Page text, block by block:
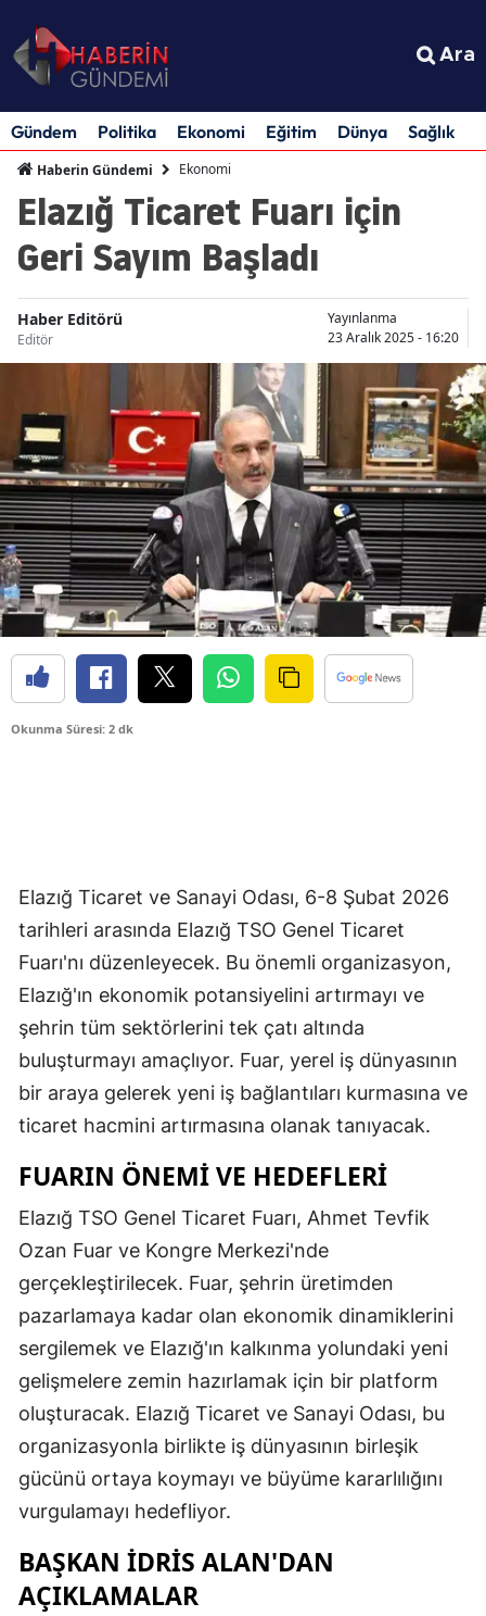
Ara
Gündem Politika Ekonomi Eğitim Dünya Sağlık
Haberin Gündemi Ekonomi
Elazığ Ticaret Fuarı için
Geri Sayım Başladı
Haber Editörü
Editör
Yayınlanma
23 Aralık 2025 - 16:20
Okunma Süresi: 2 dk
Elazığ Ticaret ve Sanayi Odası, 6-8 Şubat 2026
tarihleri arasında Elazığ TSO Genel Ticaret
Fuarı'nı düzenleyecek. Bu önemli organizasyon,
Elazığ'ın ekonomik potansiyelini artırmayı ve
şehrin tüm sektörlerini tek çatı altında
buluşturmayı amaçlıyor. Fuar, yerel iş dünyasının
bir araya gelerek yeni iş bağlantıları kurmasına ve
ticaret hacmini artırmasına olanak tanıyacak.
FUARIN ÖNEMI VE HEDEFLERI
Elazığ TSO Genel Ticaret Fuarı, Ahmet Tevfik
Ozan Fuar ve Kongre Merkezi'nde
gerçekleştirilecek. Fuar, şehrin üretimden
pazarlamaya kadar olan ekonomik dinamiklerini
sergilemek ve Elazığ'ın kalkınma yolundaki yeni
gelişmelere zemin hazırlamak için bir platform
oluşturacak. Elazığ Ticaret ve Sanayi Odası, bu
organizasyonla birlikte iş dünyasının birleşik
gücünü ortaya koymayı ve büyüme kararlılığını
vurgulamayı hedefliyor.
BAŞKAN İDRIS ALAN'DAN
AÇIKLAMALAR